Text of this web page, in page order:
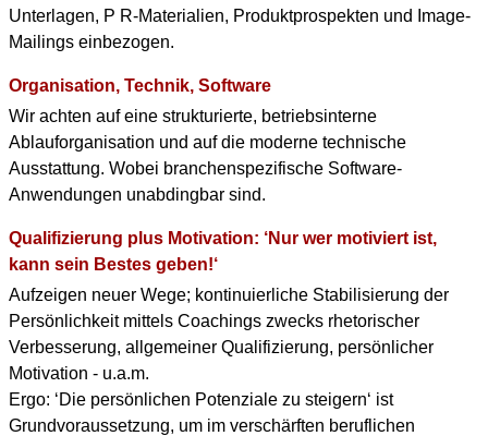
Unterlagen, P R-Materialien, Produktprospekten und Image-
Mailings einbezogen.
Organisation, Technik, Software
Wir achten auf eine strukturierte, betriebsinterne
Ablauforganisation und auf die moderne technische
Ausstattung. Wobei branchenspezifische Software-
Anwendungen unabdingbar sind.
Qualifizierung plus Motivation: ‘Nur wer motiviert ist,
kann sein Bestes geben!‘
Aufzeigen neuer Wege; kontinuierliche Stabilisierung der
Persönlichkeit mittels Coachings zwecks rhetorischer
Verbesserung, allgemeiner Qualifizierung, persönlicher
Motivation - u.a.m.
Ergo: ‘Die persönlichen Potenziale zu steigern‘ ist
Grundvoraussetzung, um im verschärften beruflichen